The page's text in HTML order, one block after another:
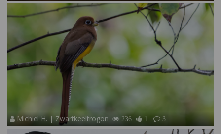
Michiel H. | Zwartkeeltrogon 236 1 3